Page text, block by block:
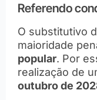
Referendo
O substitutivo
maioridade
popular. Por
realização de
outubro de